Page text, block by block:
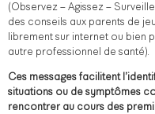
(Observez – Agissez –
des conseils aux parents de
librement sur internet ou bien
autre professionnel de santé).
Ces messages facilitent
situations ou de symptômes
rencontrer au cours des